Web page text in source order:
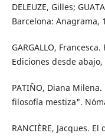
DELEUZE, Gilles;
Barcelona: Anagrama,
GARGALLO,
Ediciones desde abajo,
PATIÑO, Diana
filosofía mestiza".
RANCIÈRE, Jacques.